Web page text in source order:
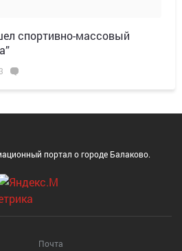
спортивно-массовый
портал о городе Балаково.
Почта